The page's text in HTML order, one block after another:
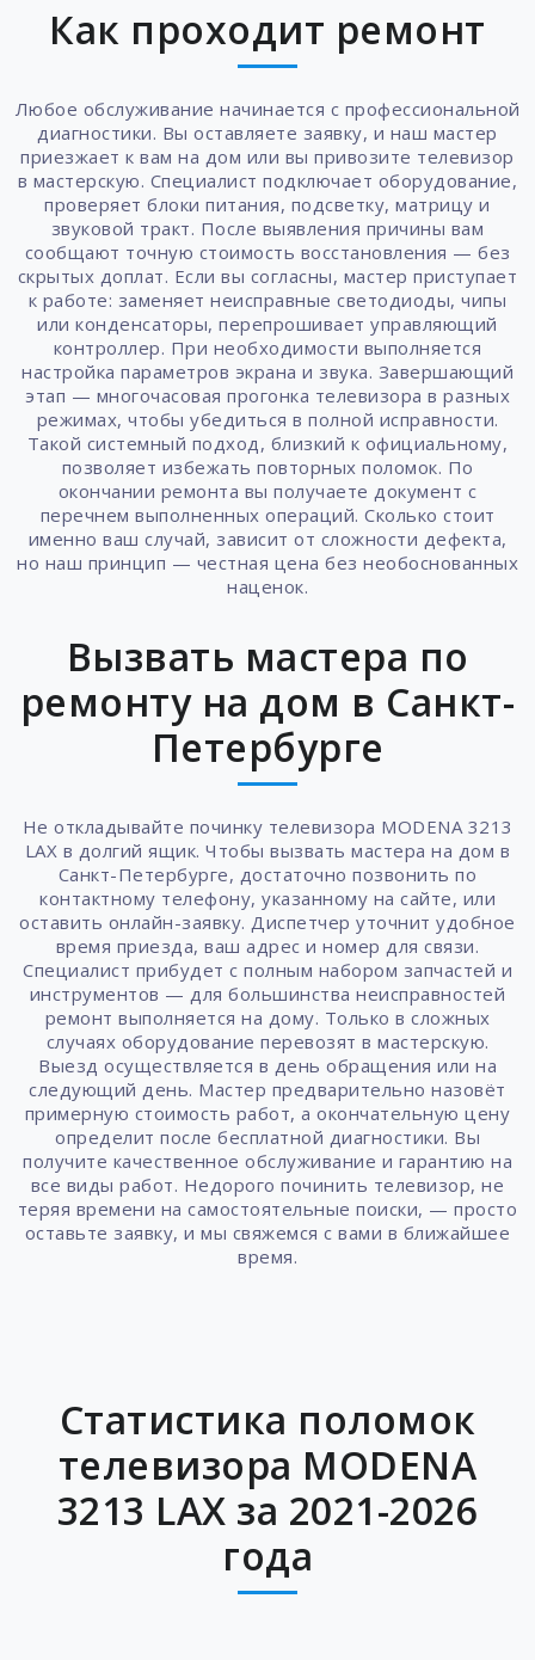
Как проходит ремонт
Любое обслуживание начинается с профессиональной
диагностики. Вы оставляете заявку, и наш мастер
приезжает к вам на дом или вы привозите телевизор
в мастерскую. Специалист подключает оборудование,
проверяет блоки питания, подсветку, матрицу и
звуковой тракт. После выявления причины вам
сообщают точную стоимость восстановления — без
скрытых доплат. Если вы согласны, мастер приступает
к работе: заменяет неисправные светодиоды, чипы
или конденсаторы, перепрошивает управляющий
контроллер. При необходимости выполняется
настройка параметров экрана и звука. Завершающий
этап — многочасовая прогонка телевизора в разных
режимах, чтобы убедиться в полной исправности.
Такой системный подход, близкий к официальному,
позволяет избежать повторных поломок. По
окончании ремонта вы получаете документ с
перечнем выполненных операций. Сколько стоит
именно ваш случай, зависит от сложности дефекта,
но наш принцип — честная цена без необоснованных
наценок.
Вызвать мастера по
ремонту на дом в Санкт-
Петербурге
Не откладывайте починку телевизора MODENA 3213
LAX в долгий ящик. Чтобы вызвать мастера на дом в
Санкт-Петербурге, достаточно позвонить по
контактному телефону, указанному на сайте, или
оставить онлайн-заявку. Диспетчер уточнит удобное
время приезда, ваш адрес и номер для связи.
Специалист прибудет с полным набором запчастей и
инструментов — для большинства неисправностей
ремонт выполняется на дому. Только в сложных
случаях оборудование перевозят в мастерскую.
Выезд осуществляется в день обращения или на
следующий день. Мастер предварительно назовёт
примерную стоимость работ, а окончательную цену
определит после бесплатной диагностики. Вы
получите качественное обслуживание и гарантию на
все виды работ. Недорого починить телевизор, не
теряя времени на самостоятельные поиски, — просто
оставьте заявку, и мы свяжемся с вами в ближайшее
время.
Статистика поломок
телевизора MODENA
3213 LAX за 2021-2026
года